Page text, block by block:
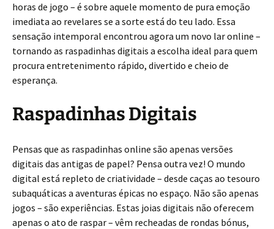
horas de jogo – é sobre aquele momento de pura emoção
imediata ao revelares se a sorte está do teu lado. Essa
sensação intemporal encontrou agora um novo lar online –
tornando as raspadinhas digitais a escolha ideal para quem
procura entretenimento rápido, divertido e cheio de
esperança.
Raspadinhas Digitais
Pensas que as raspadinhas online são apenas versões
digitais das antigas de papel? Pensa outra vez! O mundo
digital está repleto de criatividade – desde caças ao tesouro
subaquáticas a aventuras épicas no espaço. Não são apenas
jogos – são experiências. Estas joias digitais não oferecem
apenas o ato de raspar – vêm recheadas de rondas bónus,